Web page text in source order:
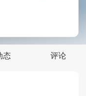
态 评论